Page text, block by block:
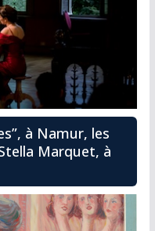
à Namur, les
Marquet, à